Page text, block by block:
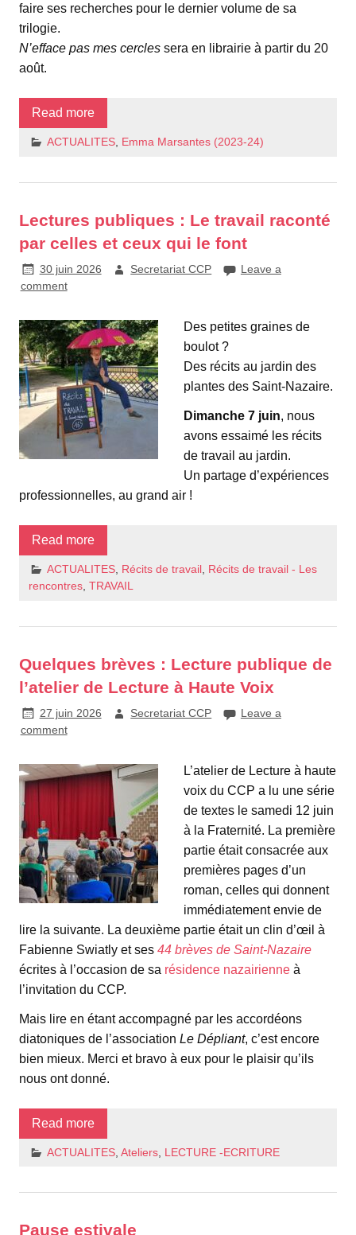
faire ses recherches pour le dernier volume de sa
trilogie.
N’efface pas mes cercles sera en librairie à partir du 20
août.
Read more
ACTUALITES, Emma Marsantes (2023-24)
Lectures publiques : Le travail raconté
par celles et ceux qui le font
30 juin 2026 Secretariat CCP
Leave a
comment
Des petites graines de
boulot ?
Des récits au jardin des
plantes des Saint-Nazaire.
Dimanche 7 juin, nous
avons essaimé les récits
de travail au jardin.
Un partage d’expériences
professionnelles, au grand air !
Read more
ACTUALITES, Récits de travail, Récits de travail - Les
rencontres, TRAVAIL
Quelques brèves : Lecture publique de
l’atelier de Lecture à Haute Voix
27 juin 2026 Secretariat CCP
Leave a
comment
L’atelier de Lecture à haute
voix du CCP a lu une série
de textes le samedi 12 juin
à la Fraternité. La première
partie était consacrée aux
premières pages d’un
roman, celles qui donnent
immédiatement envie de
lire la suivante. La deuxième partie était un clin d’œil à
Fabienne Swiatly et ses 44 brèves de Saint-Nazaire
écrites à l’occasion de sa résidence nazairienne à
l’invitation du CCP.
Mais lire en étant accompagné par les accordéons
diatoniques de l’association Le Dépliant, c’est encore
bien mieux. Merci et bravo à eux pour le plaisir qu’ils
nous ont donné.
Read more
ACTUALITES, Ateliers, LECTURE -ECRITURE
Pause estivale